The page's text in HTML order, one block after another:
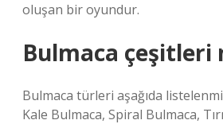
oluşan bir oyundur.
Bulmaca çeşitleri
Bulmaca türleri aşağıda
Kale Bulmaca, Spiral Bulmaca,